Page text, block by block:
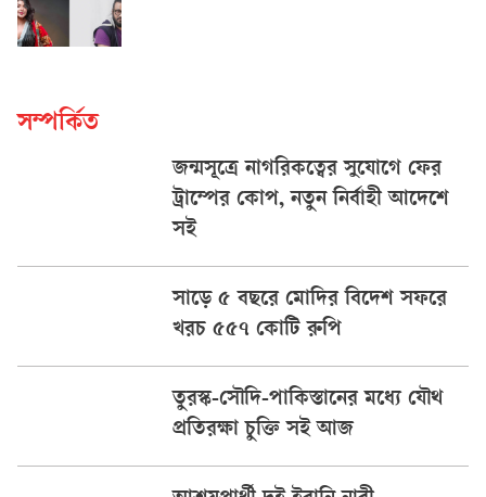
সম্পর্কিত
জন্মসূত্রে নাগরিকত্বের সুযোগে ফের
ট্রাম্পের কোপ, নতুন নির্বাহী আদেশে
সই
সাড়ে ৫ বছরে মোদির বিদেশ সফরে
খরচ ৫৫৭ কোটি রুপি
তুরস্ক-সৌদি-পাকিস্তানের মধ্যে যৌথ
প্রতিরক্ষা চুক্তি সই আজ